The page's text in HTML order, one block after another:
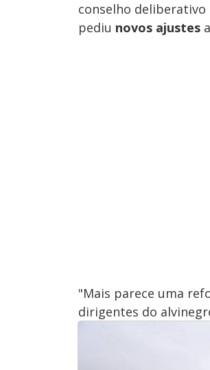
conselho deliberativo
pediu novos ajustes
"Mais parece uma
dirigentes do